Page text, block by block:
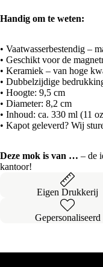
Handig om te weten:
• Vaatwasserbestendig –
• Geschikt voor de
• Keramiek – van hoge
• Dubbelzijdige
• Hoogte: 9,5 cm
• Diameter: 8,2 cm
• Inhoud: ca. 330 ml (11
• Kapot geleverd? Wij
Deze mok is van … – de
kantoor!
Eigen Drukkerij
Gepersonaliseerd